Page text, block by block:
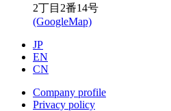
2丁目2番14号
(GoogleMap)
JP
EN
CN
Company profile
Privacy policy